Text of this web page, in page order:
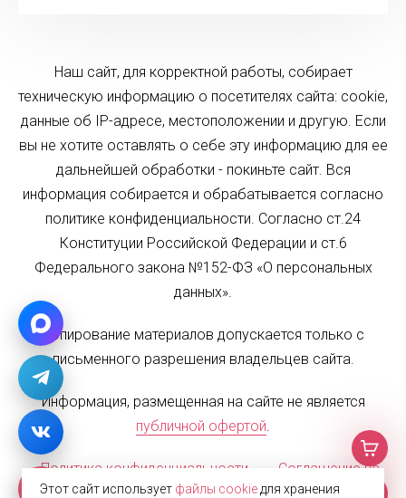
Наш сайт, для корректной работы, собирает
техническую информацию о посетителях сайта: cookie,
данные об IP-адресе, местоположении и другую. Если
вы не хотите оставлять о себе эту информацию для ее
дальнейшей обработки - покиньте сайт. Вся
информация собирается и обрабатывается согласно
политике конфиденциальности. Согласно ст.24
Конституции Российской Федерации и ст.6
Федерального закона №152-ФЗ «О персональных
данных».
Копирование материалов допускается только с
письменного разрешения владельцев сайта.
Информация, размещенная на сайте не является
публичной офертой.
Политика конфиденциальности
Соглашение на
обработку персональных данных
Карта сайта
Этот сайт использует файлы cookie для хранения